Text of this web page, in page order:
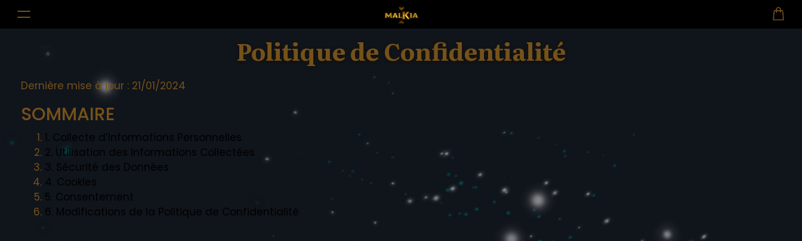
Politique de Confidentialité
Dernière mise à jour : 21/01/2024
SOMMAIRE
1. Collecte d’Informations Personnelles
2. Utilisation des Informations Collectées
3. Sécurité des Données
4. Cookies
5. Consentement
6. Modifications de la Politique de Confidentialité